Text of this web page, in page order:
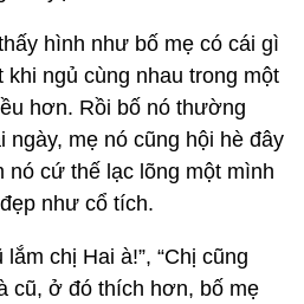
hình như bố mẹ có cái gì
ngủ cùng nhau trong một
hơn. Rồi bố nó thường
ngày, mẹ nó cũng hội hè đây
nó cứ thế lạc lõng một mình
như cổ tích.
chị Hai à!”, “Chị cũng
cũ, ở đó thích hơn, bố mẹ